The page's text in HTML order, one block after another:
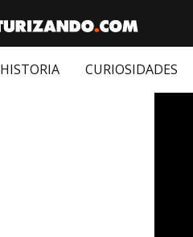
HISTORIA CURIOSIDADES